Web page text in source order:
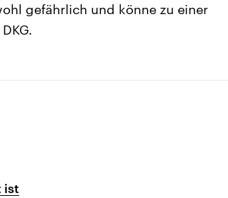
gefährlich und könne zu einer
ist